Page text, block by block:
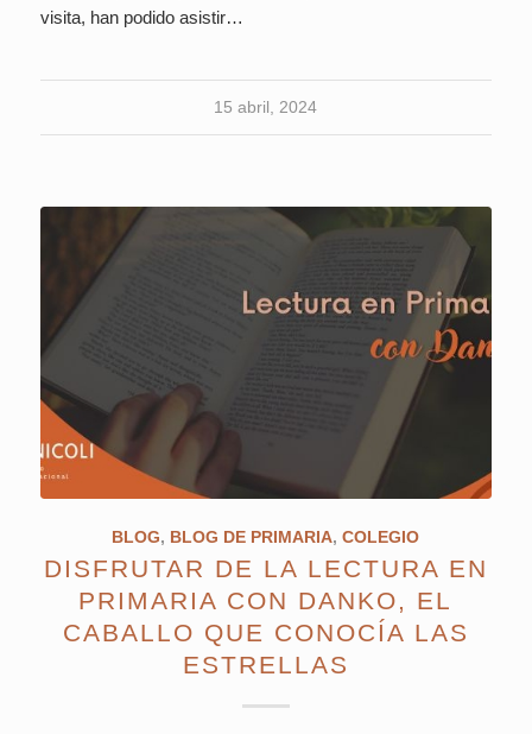
visita, han podido asistir…
15 abril, 2024
BLOG, BLOG DE PRIMARIA,COLEGIO
DISFRUTAR DE LA LECTURA EN
PRIMARIA CON DANKO, EL
CABALLO QUE CONOCÍA LAS
ESTRELLAS